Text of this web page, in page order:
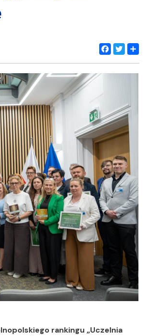
Facebook
Twitter
Share
rankingu „Uczelnia